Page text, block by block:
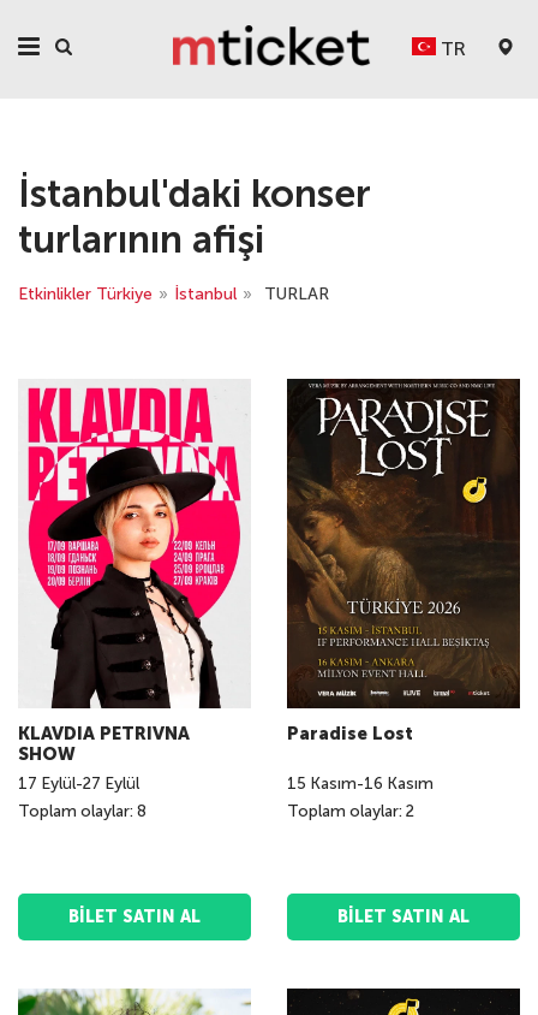
TR
İstanbul'daki konser
turlarının afişi
Etkinlikler Türkiye » İstanbul » TURLAR
KLAVDIA PETRIVNA
SHOW
17 Eylül-27 Eylül
Toplam olaylar: 8
BILET SATIN AL
Paradise Lost
15 Kasım-16 Kasım
Toplam olaylar: 2
BILET SATIN AL